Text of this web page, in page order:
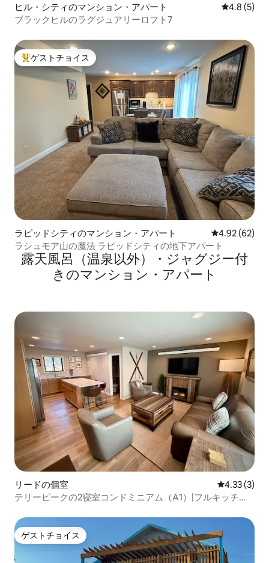
ヒル・シティのマンション・アパート レビュー5
4.8 (5)
ブラックヒルのラグジュアリーロフト7
大好評のゲストチョイスです。
ゲストチョイス
ラピッドシティのマンション・アパート レビュー62
4.92 (62)
ラシュモア山の魔法 ラピッドシティの地下アパート
露天風呂（温泉以外）・ジャグジー付
きのマンション・アパート
リードの個室 レビュー3
4.33 (3)
テリーピークの2寝室コンドミニアム（A1）|フルキッチ
ゲストチョイス
ゲストチョイス